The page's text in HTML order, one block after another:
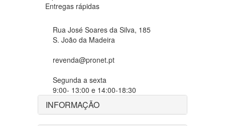
Entregas rápidas
Rua José Soares da Silva, 185
S. João da Madeira
revenda@pronet.pt
Segunda a sexta
9:00- 13:00 e 14:00-18:30
INFORMAÇÃO